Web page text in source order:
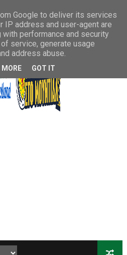
Google to deliver its services
IP address and user-agent are
with performance and security
service, generate usage
address abuse.
MORE GOT IT